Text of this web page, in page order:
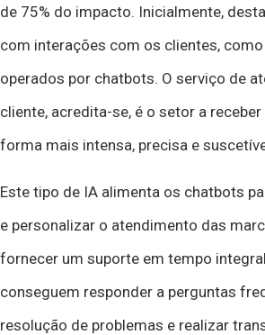
de 75% do impacto. Inicialmente,
com interações com os clientes,
operados por chatbots. O serviço de
cliente, acredita-se, é o setor a
forma mais intensa, precisa e
E‍ste tipo de IA alimenta os chatbots
e personalizar o atendimento das
fornecer um suporte em tempo
conseguem responder a perguntas
resolução de problemas e realizar